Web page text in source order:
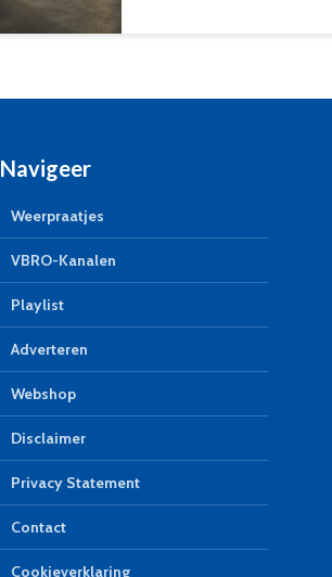
Navigeer
Weerpraatjes
VBRO-Kanalen
Playlist
Adverteren
Webshop
Disclaimer
Privacy Statement
Contact
Cookieverklaring